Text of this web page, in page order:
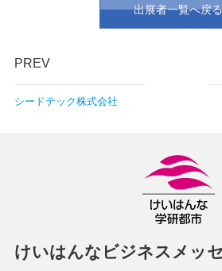
出展者一覧へ戻る
PREV
シードテック株式会社
けいはんなビジネスメッ